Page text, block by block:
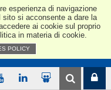
esperienza di navigazione
sito si acconsente a dare la
ai cookie sul proprio
in materia di cookie.
POLICY